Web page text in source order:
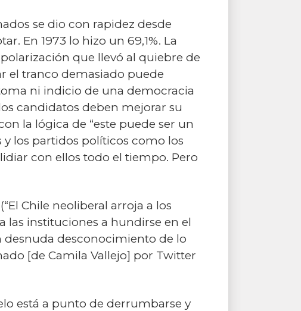
se dio con rapidez desde
En 1973 lo hizo un 69,1%. La
que llevó al quiebre de
el tranco demasiado puede
ni indicio de una democracia
candidatos deben mejorar su
la lógica de “este puede ser un
los partidos políticos como los
con ellos todo el tiempo. Pero
Chile neoliberal arroja a los
las instituciones a hundirse en el
desnuda desconocimiento de lo
[de Camila Vallejo] por Twitter
está a punto de derrumbarse y